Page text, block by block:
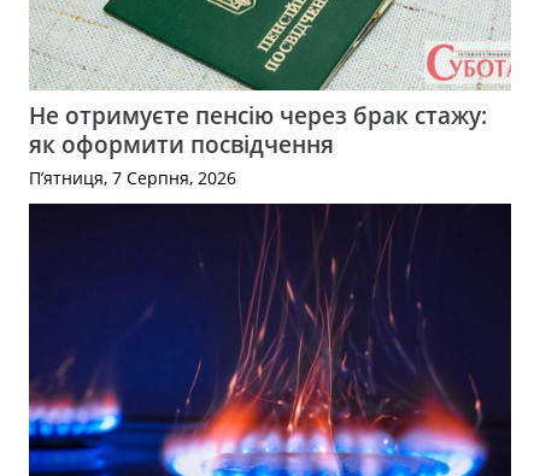
Не отримуєте пенсію через брак стажу:
як оформити посвідчення
П’ятниця, 7 Серпня, 2026